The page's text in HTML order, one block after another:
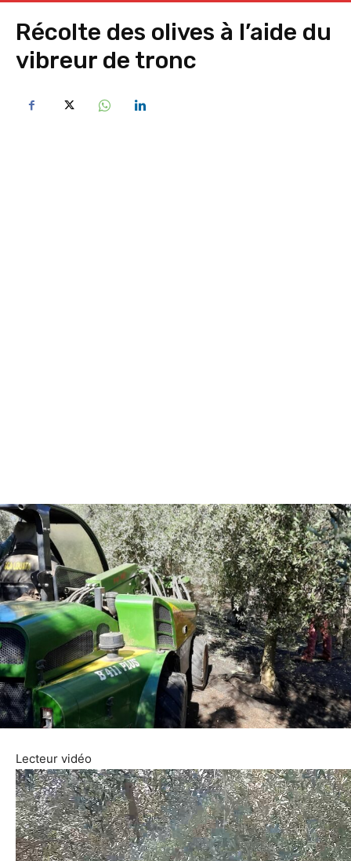
Récolte des olives à l’aide du
vibreur de tronc
Lecteur vidéo